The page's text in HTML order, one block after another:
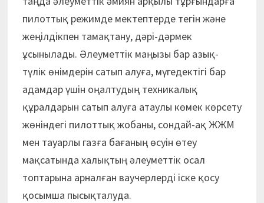
пилоттық режимде мектептерде тегін және
жеңілдікпен тамақтану, дәрі-дәрмек
ұсынылады. Әлеуметтік маңызы бар азық-
түлік өнімдерін сатып алуға, мүгедектігі бар
адамдар үшін оңалтудың техникалық
құралдарын сатып алуға атаулы көмек көрсету
жөніндегі пилоттық жобаны, сондай-ақ ЖЖМ
мен тауарлы газға бағаның өсуін өтеу
мақсатында халықтың әлеуметтік осал
топтарына арналған ваучерлерді іске қосу
қосымша пысықталуда.